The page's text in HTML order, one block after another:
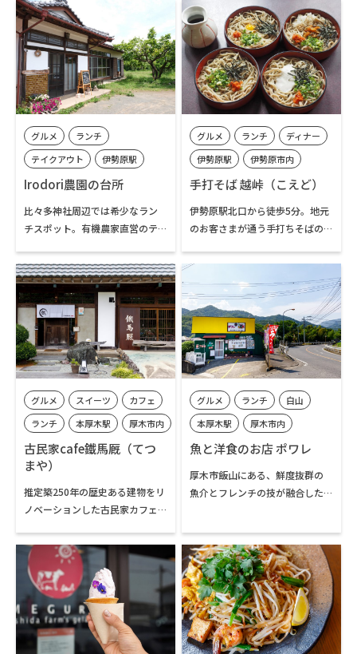
ており、秋から初夏にかけて
は、伊勢原市で栽培された温州
みかんや湘南ゴールドなど地元
産の柑橘類が店頭に並びます。夏
は、伊勢原産のぶどうや梨、す
いかやメロンなども並びます。
定番商品だけでなく、桜餅や柏
餅、焼ききんつばなど季節限定
の生菓子も評判です。伊勢原市公
式イメージキャラクター「クル
リン」のお顔が焼き印されたど
ら焼きも人気です。
グルメ
ランチ
テイクアウト
伊勢原駅
鶴巻温泉駅
伊勢原市内
Irodori農園の台所
比々多神社周辺では希少なラン
チスポット。有機農家直営のテ
ベーグルサンドや焼き菓子、自
家養蜂した蜂蜜が人気です。母屋
の座敷や庭先のテーブルやベン
チで、購入したものをいただく
こともできます。採れたて野菜の
無人販売コーナーも人気です。
グルメ ランチ
ディナー
伊勢原駅
伊勢原市内
手打そば 越峠（こえど）
伊勢原駅北口から徒歩5分。地元
のお客さまが通う手打ちそばの
そばと辛口のツユのバランスが
絶妙です。店主の出身地に因ん
だ、出雲の名物「割子そば」も
人気の一品。旬の魚介や野菜を
カラッと揚げた天ぷらはボリュ
ームがあり、おすすめです。
グルメ スイーツ
カフェ
ランチ
本厚木駅 厚木市内
古民家cafe鐵馬厩（てつ
まや）
推定築250年の歴史ある建物をリ
ノベーションした古民家カフェ
渡すと、古民家ならではの落ち
着きに包まれた空間が広がり、
和とアメリカンのエッセンスが
絶妙に散りばめられたインテリ
アでまとめられています。看板メ
ニューの「出汁巻玉子定食」
は、砂糖を一切加えず、出汁だけ
グルメ ランチ
白山
本厚木駅
厚木市内
飯山温泉エリア
魚と洋食のお店 ポワレ
厚木市飯山にある、鮮度抜群の
魚介とフレンチの技が融合した
木さんご夫妻が、2年前にこの地
で新たにオープンしました。小
田原漁港に出向いて自ら仕入れ
る旬の魚や、新鮮野菜を使った
料理は季節ごとにメニューが変
わり、訪れるたびに新たな味に
出会えます。ディナーは完全予約